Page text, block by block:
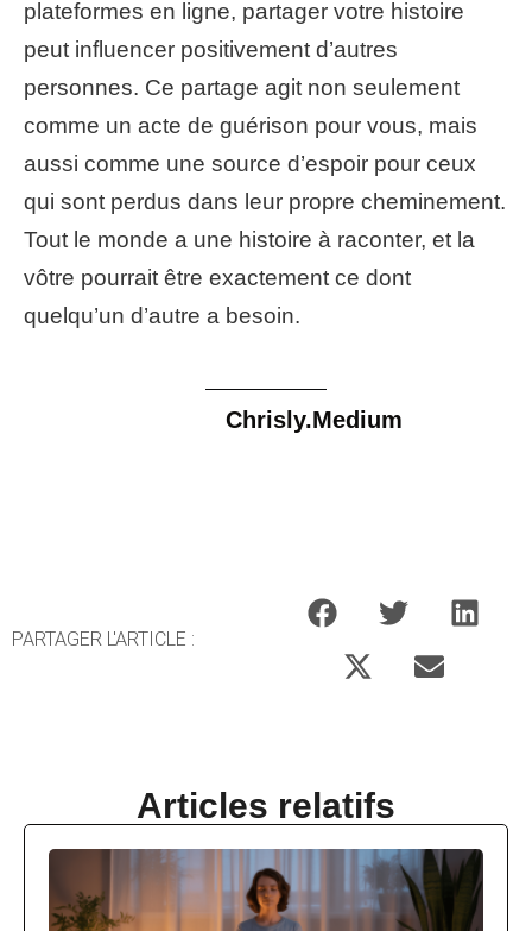
plateformes en ligne, partager votre histoire
peut influencer positivement d’autres
personnes. Ce partage agit non seulement
comme un acte de guérison pour vous, mais
aussi comme une source d’espoir pour ceux
qui sont perdus dans leur propre cheminement.
Tout le monde a une histoire à raconter, et la
vôtre pourrait être exactement ce dont
quelqu’un d’autre a besoin.
Chrisly.Medium
PARTAGER L'ARTICLE :
Articles relatifs